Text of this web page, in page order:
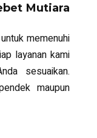
Mutiara
memenuhi
layanan kami
sesuaikan.
maupun